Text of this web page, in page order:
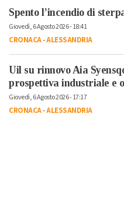
Spento l’incendio di
Giovedì, 6 Agosto 2026 - 18:41
CRONACA-ALESSANDRIA
Uil su rinnovo Aia
prospettiva industriale e
Giovedì, 6 Agosto 2026 - 17:17
CRONACA-ALESSANDRIA